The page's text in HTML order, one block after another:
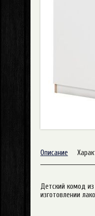
Описание
Детский комод
изготовлении